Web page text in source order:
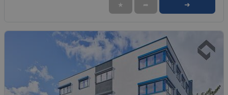
★ ➦ ➜